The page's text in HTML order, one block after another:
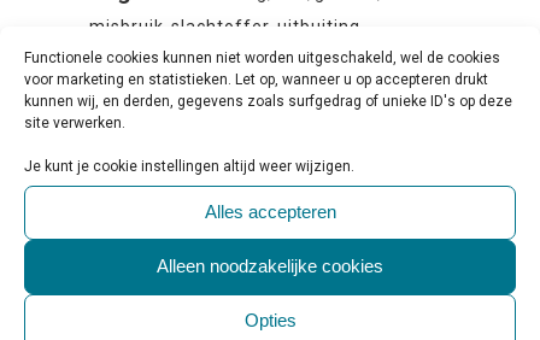
Functionele cookies kunnen niet worden uitgeschakeld, wel de cookies
voor marketing en statistieken. Let op, wanneer u op accepteren drukt
kunnen wij, en derden, gegevens zoals surfgedrag of unieke ID's op deze
site verwerken.
Je kunt je cookie instellingen altijd weer wijzigen.
Alles accepteren
Alleen noodzakelijke cookies
Opties
misbruik slachtoffer uitbuiting